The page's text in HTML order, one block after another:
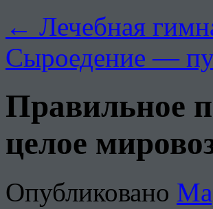
← Лечебная
Сыроедение —
Правильное
целое
Опубликовано